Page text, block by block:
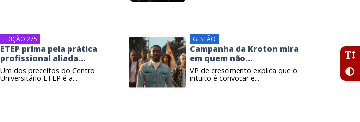
EDIÇÃO 275
ETEP prima pela prática
profissional aliada...
Um dos preceitos do Centro
Universitário ETEP é a...
GESTÃO
Campanha da Kroton mira
em quem não...
VP de crescimento explica que o
intuito é convocar e...